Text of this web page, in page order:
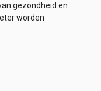
gezondheid en
worden